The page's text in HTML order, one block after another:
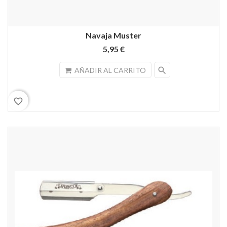
Navaja Muster
5,95 €
AÑADIR AL CARRITO search
favorite_border